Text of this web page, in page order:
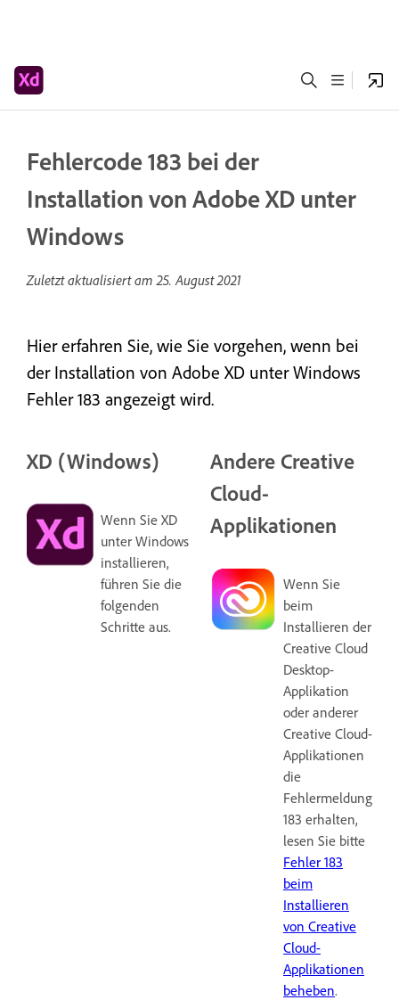
Fehlercode 183 bei der
Installation von Adobe XD unter
Windows
Zuletzt aktualisiert am25. August 2021
Hier erfahren Sie, wie Sie vorgehen, wenn bei
der Installation von Adobe XD unter Windows
Fehler 183 angezeigt wird.
XD (Windows)
Wenn Sie XD
unter Windows
installieren,
führen Sie die
folgenden
Schritte aus.
Andere Creative
Cloud-
Applikationen
Wenn Sie
beim
Installieren der
Creative Cloud
Desktop-
Applikation
oder anderer
Creative Cloud-
Applikationen
die
Fehlermeldung
183 erhalten,
lesen Sie bitte
Fehler 183
beim
Installieren
von Creative
Cloud-
Applikationen
beheben.